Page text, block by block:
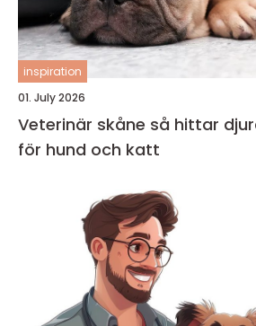
inspiration
01. July 2026
Veterinär skåne så hittar djurägare rätt vård
för hund och katt